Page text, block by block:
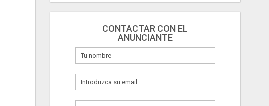
CONTACTAR CON EL
ANUNCIANTE